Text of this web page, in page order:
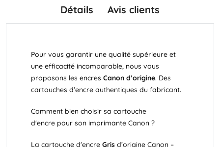
Détails Avis clients
Pour vous garantir une qualité supérieure et
une efficacité incomparable, nous vous
proposons les encres Canon d’origine. Des
cartouches d'encre authentiques du fabricant.
Comment bien choisir sa cartouche
d'encre pour son imprimante Canon ?
La cartouche d'encre Gris d’origine Canon –